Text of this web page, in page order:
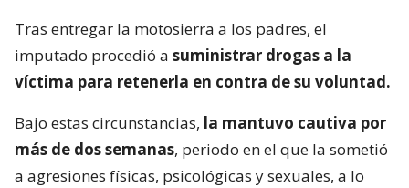
Tras entregar la motosierra a los padres, el
imputado procedió a suministrar drogas a la
víctima para retenerla en contra de su voluntad.
Bajo estas circunstancias, la mantuvo cautiva por
más de dos semanas, periodo en el que la sometió
a agresiones físicas, psicológicas y sexuales, a lo